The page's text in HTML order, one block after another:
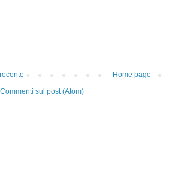
Home page
Commenti sul post (Atom)